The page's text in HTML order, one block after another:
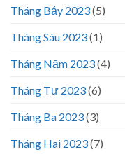
Tháng Bảy 2023(5)
Tháng Sáu 2023(1)
Tháng Năm 2023(4)
Tháng Tư 2023(6)
Tháng Ba 2023(3)
Tháng Hai 2023(7)